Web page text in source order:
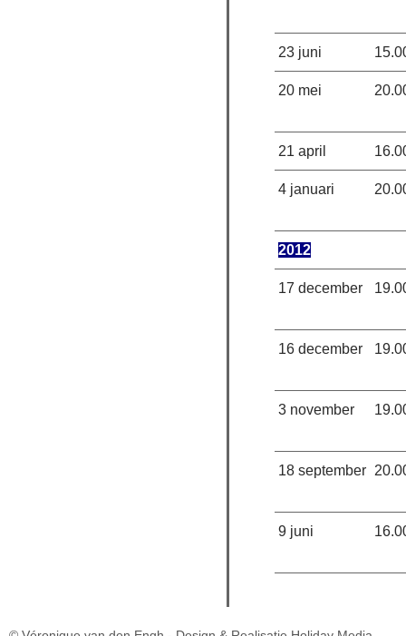
23 juni
20 mei
21 april
4 januari
2012
17 december
16 december
3 november
18 september
9 juni